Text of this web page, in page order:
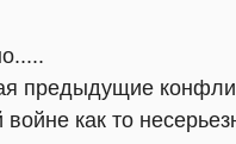
предыдущие
как то